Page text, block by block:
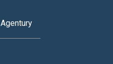
Agentury